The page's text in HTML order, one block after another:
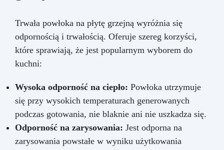
Trwała powłoka na płytę grzejną wyróżnia się
odpornością i trwałością. Oferuje szereg korzyści,
które sprawiają, że jest popularnym wyborem do
kuchni:
Wysoka odporność na ciepło: Powłoka utrzymuje
się przy wysokich temperaturach generowanych
podczas gotowania, nie blaknie ani nie uszkadza się.
Odporność na zarysowania: Jest odporna na
zarysowania powstałe w wyniku użytkowania